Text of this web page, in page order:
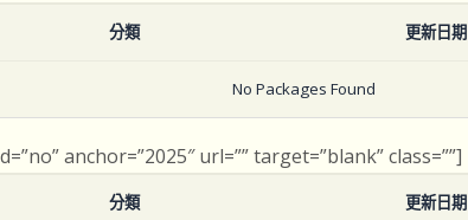
分類 更新日期
No Packages Found
anchor=”2025″ url=”” target=”blank” class=””]
分類 更新日期